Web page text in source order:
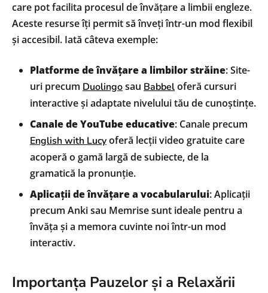
care pot facilita procesul de învățare a limbii engleze.
Aceste resurse îți permit să înveți într-un mod flexibil
și accesibil. Iată câteva exemple:
Platforme de învățare a limbilor străine: Site-
uri precum Duolingosau Babbeloferă cursuri
interactive și adaptate nivelului tău de cunoștințe.
Canale de YouTube educative: Canale precum
English with Lucyoferă lecții video gratuite care
acoperă o gamă largă de subiecte, de la
gramatică la pronunție.
Aplicații de învățare a vocabularului: Aplicații
precum Anki sau Memrise sunt ideale pentru a
învăța și a memora cuvinte noi într-un mod
interactiv.
Importanța Pauzelor și a Relaxării